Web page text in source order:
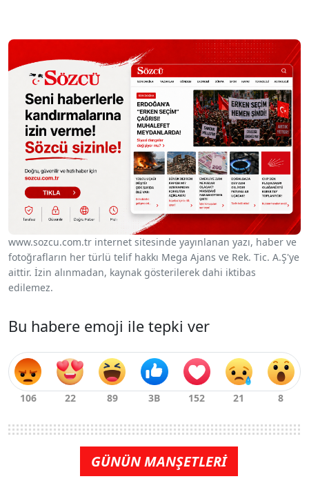
www.sozcu.com.tr internet sitesinde yayınlanan yazı, haber ve
fotoğrafların her türlü telif hakkı Mega Ajans ve Rek. Tic. A.Ş'ye
aittir. İzin alınmadan, kaynak gösterilerek dahi iktibas
edilemez.
Bu habere emoji ile tepki ver
GÜNÜN MANŞETLERİ